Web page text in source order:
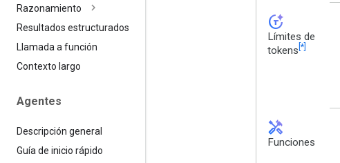
Razonamiento
Resultados estructurados
Llamada a función
Contexto largo
Agentes
Descripción general
Guía de inicio rápido
token_auto
Límites de
tokens [*]
handyman
Funciones